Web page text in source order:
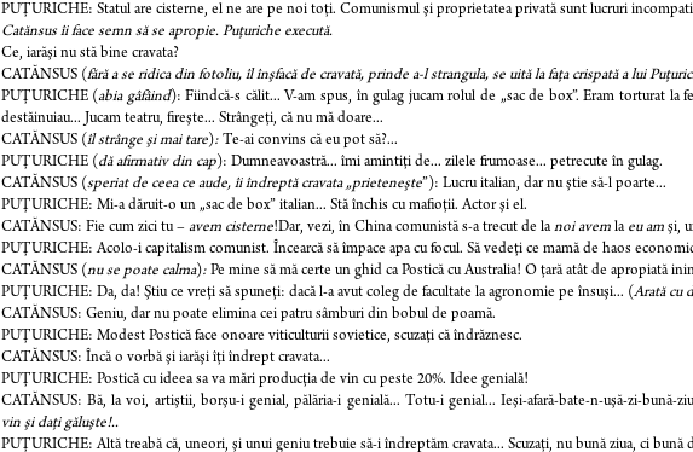
PUŢURICHE: Statul are cisterne, el ne are pe noi toţi. Comunismul şi proprietatea privată sunt lucruri
Catănsus îi face semn să se apropie. Puţuriche execută.
Ce, iarăşi nu stă bine cravata?
CATĂNSUS (fără a se ridica din fotoliu, îl înşfacă de cravată, prinde a-l strangula, se uită la faţa crispată a lui
PUŢURICHE (abia gâfâind): Fiindcă-s călit... V-am spus, în gulag jucam rolul de „sac de box”. Eram torturat
destăinuiau... Jucam teatru, fireşte... Strângeţi, că nu mă doare...
CATĂNSUS (îl strânge şi mai tare):Te-ai convins că eu pot să?...
PUŢURICHE ( dă afirmativ din cap): Dumneavoastră... îmi amintiţi de... zilele frumoase... petrecute în gulag.
CATĂNSUS (speriat de ceea ce aude, îi îndreptă cravata „prieteneşte”): Lucru italian, dar nu ştie să-l poarte...
PUŢURICHE: Mi-a dăruit-o un „sac de box” italian... Stă închis cu mafioţii. Actor şi el.
CATĂNSUS: Fie cum zici tu – avem cisterne!Dar, vezi, în China comunistă s-a trecut de la noi avemla eu am şi,
PUŢURICHE: Acolo-i capitalism comunist. Încearcă să împace apa cu focul. Să vedeţi ce mamă de haos
CATĂNSUS (nu se poate calma):Pe mine să mă certe un ghid ca Postică cu Australia! O ţară atât de apropiată
PUŢURICHE: Da, da! Ştiu ce vreţi să spuneţi: dacă l-a avut coleg de facultate la agronomie pe însuşi... (Arată cu
CATĂNSUS: Geniu, dar nu poate elimina cei patru sâmburi din bobul de poamă.
PUŢURICHE: Modest Postică face onoare viticulturii sovietice, scuzaţi că îndrăznesc.
CATĂNSUS: Încă o vorbă şi iarăşi îţi îndrept cravata...
PUŢURICHE: Postică cu ideea sa va mări producţia de vin cu peste 20%. Idee genială!
CATĂNSUS: Bă, la voi, artiştii, borşu-i genial, pălăria-i genială... Totu-i genial... Ieşi-afară-bate-n-uşă-zi-bună-
vin şi daţi găluşte!..
PUŢURICHE: Altă treabă că, uneori, şi unui geniu trebuie să-i îndreptăm cravata... Scuzaţi, nu bună ziua, ci bună